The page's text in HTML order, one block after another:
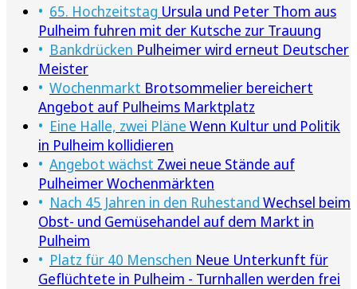
65. Hochzeitstag Ursula und Peter Thom aus
Pulheim fuhren mit der Kutsche zur Trauung
Bankdrücken Pulheimer wird erneut Deutscher
Meister
Wochenmarkt Brotsommelier bereichert
Angebot auf Pulheims Marktplatz
Eine Halle, zwei Pläne Wenn Kultur und Politik
in Pulheim kollidieren
Angebot wächst Zwei neue Stände auf
Pulheimer Wochenmärkten
Nach 45 Jahren in den Ruhestand Wechsel beim
Obst- und Gemüsehandel auf dem Markt in
Pulheim
Platz für 40 Menschen Neue Unterkunft für
Geflüchtete in Pulheim - Turnhallen werden frei